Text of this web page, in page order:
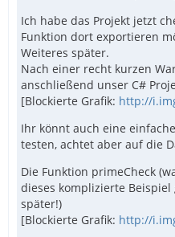
Ich habe das Projekt jetzt
Funktion dort exportieren
Weiteres später.
Nach einer recht kurzen
anschließend unser C#
[Blockierte Grafik: http://
Ihr könnt auch eine
testen, achtet aber auf die
Die Funktion primeCheck
dieses komplizierte
später!)
[Blockierte Grafik: http://